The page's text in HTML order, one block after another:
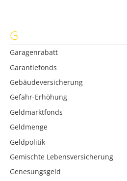
G
Garagenrabatt
Garantiefonds
Gebäudeversicherung
Gefahr-Erhöhung
Geldmarktfonds
Geldmenge
Geldpolitik
Gemischte Lebensversicherung
Genesungsgeld